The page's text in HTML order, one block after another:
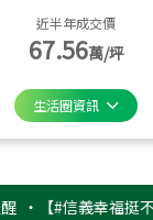
近半年成交價
67.56萬/坪
生活圈資訊
信義幸福挺不同】